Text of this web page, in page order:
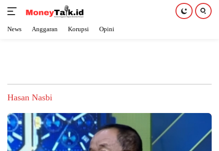
News Anggaran Korupsi Opini
Hasan Nasbi